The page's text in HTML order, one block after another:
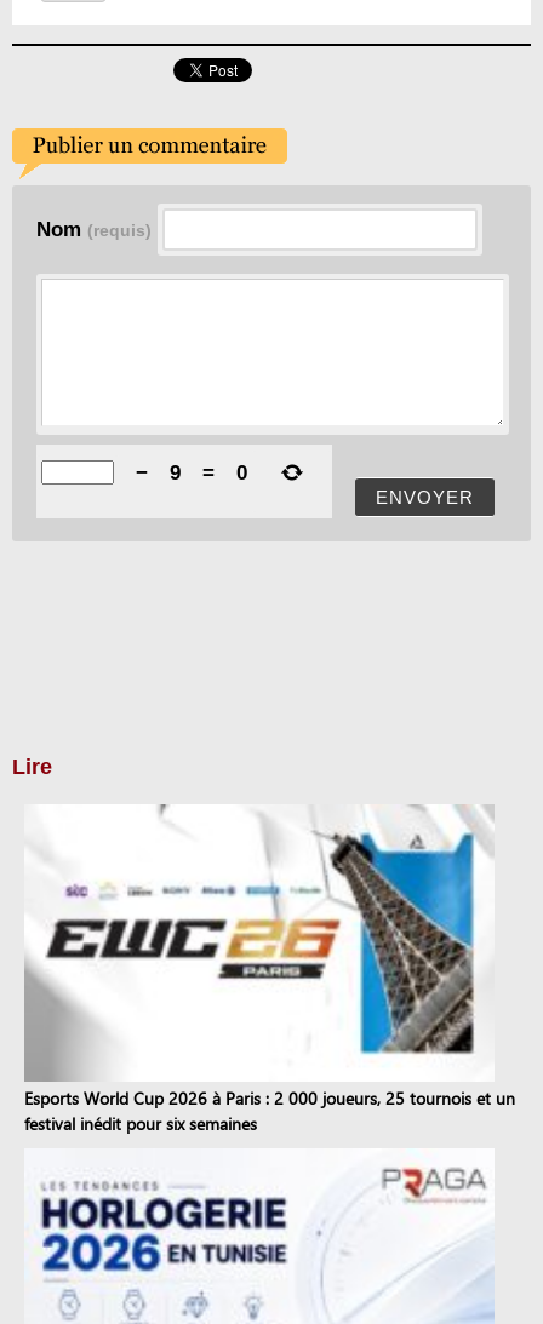
Nom (requis)
ENVOYER
− 9 = 0
Lire
Esports World Cup 2026 à Paris : 2 000 joueurs, 25 tournois et un
festival inédit pour six semaines